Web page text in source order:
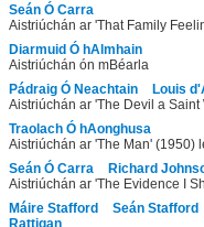
Seán Ó Carra
Aistriúchán ar 'That Family
Diarmuid Ó hAlmhain
Aistriúchán ón mBéarla
Pádraig Ó Neachtain
Louis
Aistriúchán ar 'The Devil a
Traolach Ó hAonghusa
Aistriúchán ar 'The Man' (1950)
Seán Ó Carra
Richard
Aistriúchán ar 'The Evidence I
Máire Stafford
Seán Stafford
Rattigan